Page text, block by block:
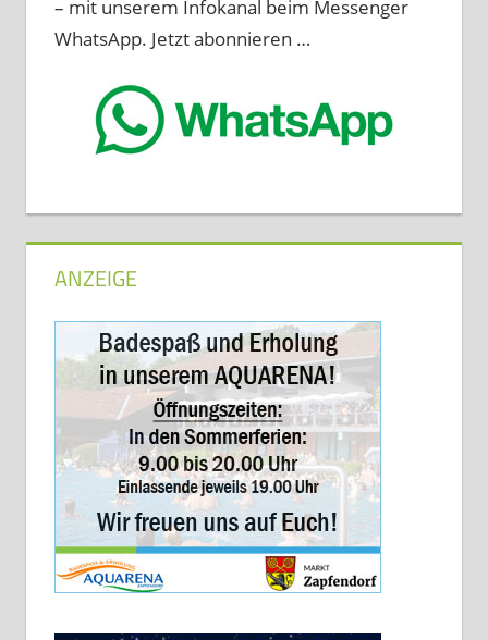
– mit unserem Infokanal beim Messenger
WhatsApp. Jetzt abonnieren …
ANZEIGE